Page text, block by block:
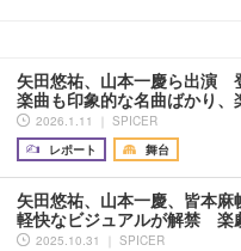
矢田悠祐、山本一慶ら出演
楽曲も印象的な名曲ばかり
2026.1.11 ｜ SPICER
レポート
舞台
矢田悠祐、山本一慶、皆本
軽快なビジュアルが解禁 楽
2025.10.31 ｜ SPICER